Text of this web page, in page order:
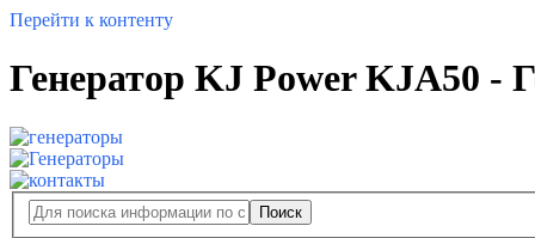
Перейти к контенту
Генератор KJ Power KJA50 -
Поиск